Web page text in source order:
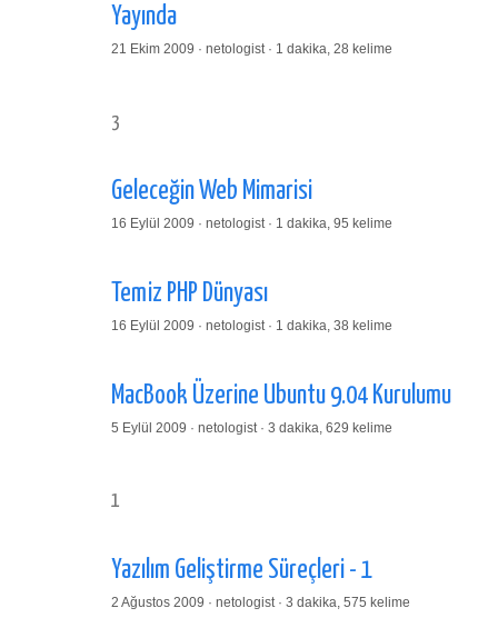
Yayında
21 Ekim 2009 · netologist · 1 dakika, 28 kelime
3
Geleceğin Web Mimarisi
16 Eylül 2009 · netologist · 1 dakika, 95 kelime
Temiz PHP Dünyası
16 Eylül 2009 · netologist · 1 dakika, 38 kelime
MacBook Üzerine Ubuntu 9.04 Kurulumu
5 Eylül 2009 · netologist · 3 dakika, 629 kelime
1
Yazılım Geliştirme Süreçleri - 1
2 Ağustos 2009 · netologist · 3 dakika, 575 kelime